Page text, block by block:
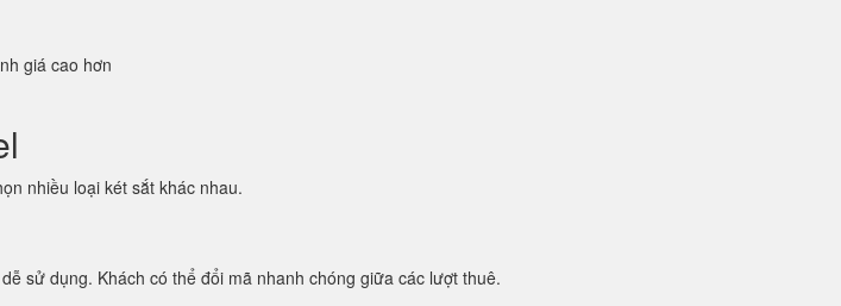
giá cao hơn
nhiều loại két sắt khác nhau.
sử dụng. Khách có thể đổi mã nhanh chóng giữa các lượt thuê.